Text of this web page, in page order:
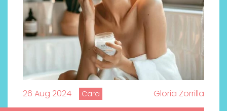
26 Aug 2024 Cara Gloria Zorrilla